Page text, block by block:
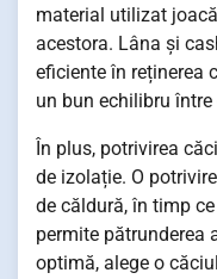
material utilizat
acestora. Lâna și
eficiente în reținerea
un bun echilibru
În plus, potrivirea
de izolație. O
de căldură, în timp
permite pătrunderea
optimă, alege o